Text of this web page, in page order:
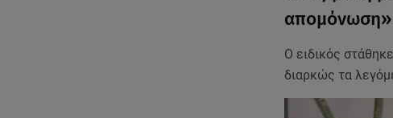
απομόνωση»
Ο ειδικός
διαρκώς τα